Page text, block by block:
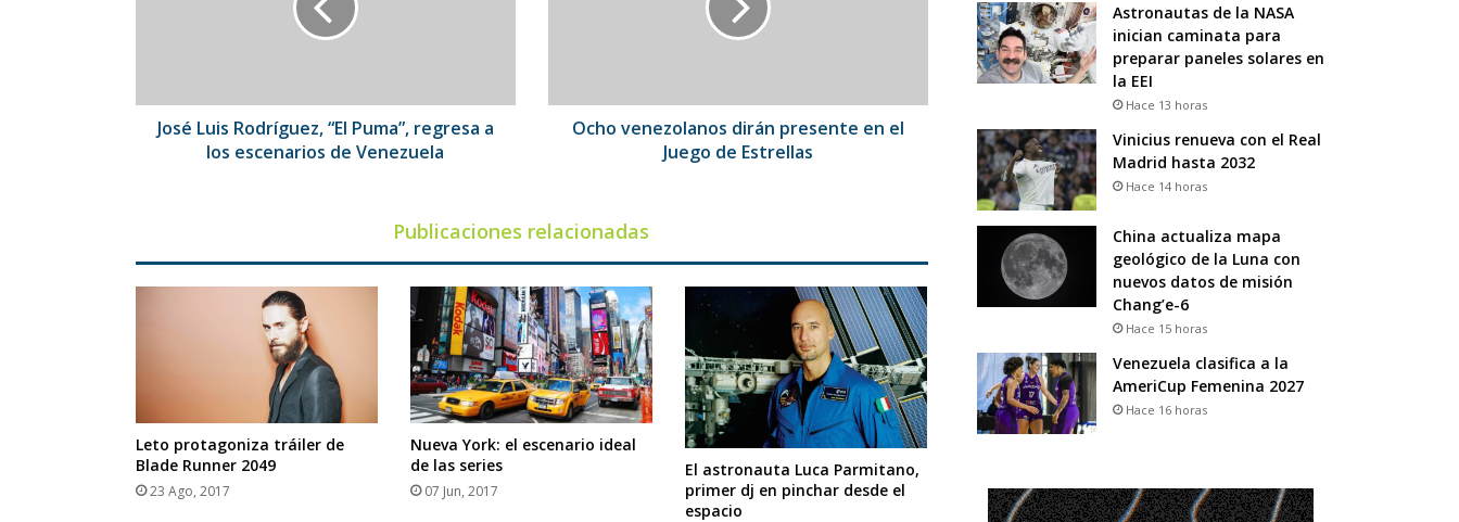
escenarios
José Luis Rodríguez, “El Puma”, regresa a
los escenarios de Venezuela
Estrellas
Ocho venezolanos dirán presente en el
Juego de Estrellas
Publicaciones relacionadas
Leto protagoniza tráiler de
Blade Runner 2049
23 Ago, 2017
Nueva York: el escenario ideal
de las series
07 Jun, 2017
El astronauta Luca Parmitano,
primer dj en pinchar desde el
espacio
Astronautas de la NASA
inician caminata para
preparar paneles solares en
la EEI
Hace 13 horas
Vinicius renueva con el Real
Madrid hasta 2032
Hace 14 horas
China actualiza mapa
geológico de la Luna con
nuevos datos de misión
Chang’e-6
Hace 15 horas
Venezuela clasifica a la
AmeriCup Femenina 2027
Hace 16 horas